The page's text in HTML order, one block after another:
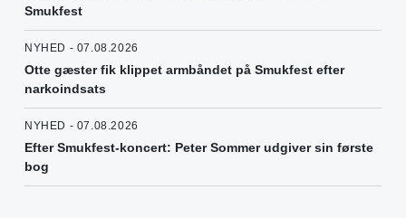
Smukfest
NYHED - 07.08.2026
Otte gæster fik klippet armbåndet på Smukfest efter
narkoindsats
NYHED - 07.08.2026
Efter Smukfest-koncert: Peter Sommer udgiver sin første
bog